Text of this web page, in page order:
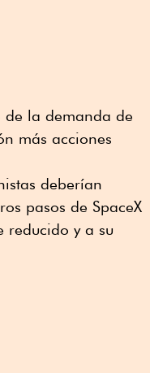
de la demanda de
más acciones
deberían
pasos de SpaceX
reducido y a su